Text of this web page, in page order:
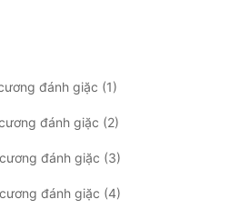
đánh giặc (1)
đánh giặc (2)
đánh giặc (3)
đánh giặc (4)